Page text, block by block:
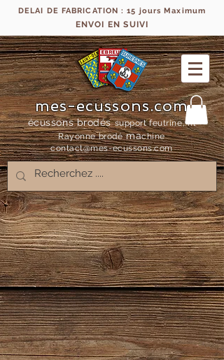
DELAI DE FABRICATION : 15 jours Maximum
ENVOI EN SUIVI
mes-ecussons.com
écussons brodés support feutrine, fil
Rayonne brodémachine
contact@mes-ecussons.com